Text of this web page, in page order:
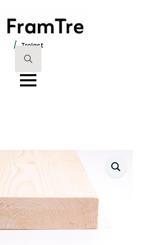
/ Trelast
Search
for: